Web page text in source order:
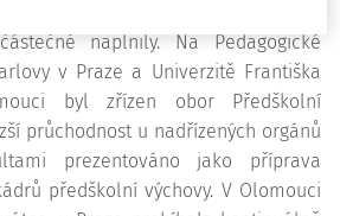
naplnily. Na Pedagogické
v Praze a Univerzitě Františka
byl zřízen obor Předškolní
průchodnost u nadřízených orgánů
prezentováno jako příprava
předškolní výchovy. V Olomouci